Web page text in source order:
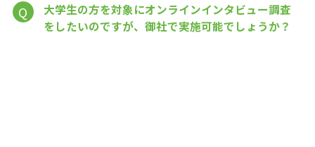
Q
大学生の方を対象にオンラインインタビュー調査
をしたいのですが、御社で実施可能でしょうか？